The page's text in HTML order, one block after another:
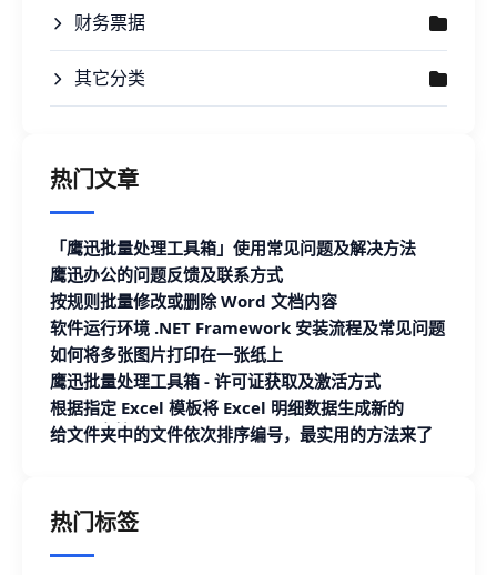
财务票据
其它分类
热门文章
「鹰迅批量处理工具箱」使用常见问题及解决方法
鹰迅办公的问题反馈及联系方式
按规则批量修改或删除 Word 文档内容
软件运行环境 .NET Framework 安装流程及常见问题
如何将多张图片打印在一张纸上
鹰迅批量处理工具箱 - 许可证获取及激活方式
根据指定 Excel 模板将 Excel 明细数据生成新的
Excel 文档
给文件夹中的文件依次排序编号，最实用的方法来了
热门标签